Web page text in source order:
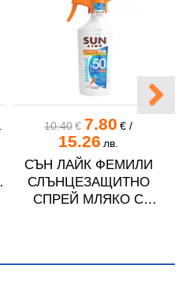
10.40€ 7.80 €/
15.26 лв.
СЪН ЛАЙК ФЕМИЛИ
СЛЪНЦЕЗАЩИТНО
СПРЕЙ МЛЯКО С